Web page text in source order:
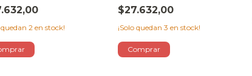
quedan2 en stock!
$27.632,00
¡Solo quedan 3 en stock!